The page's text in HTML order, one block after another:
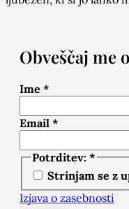
Obveščaj me
Ime *
Email *
Potrditev: *
Strinjam se z
Izjava o zasebnosti